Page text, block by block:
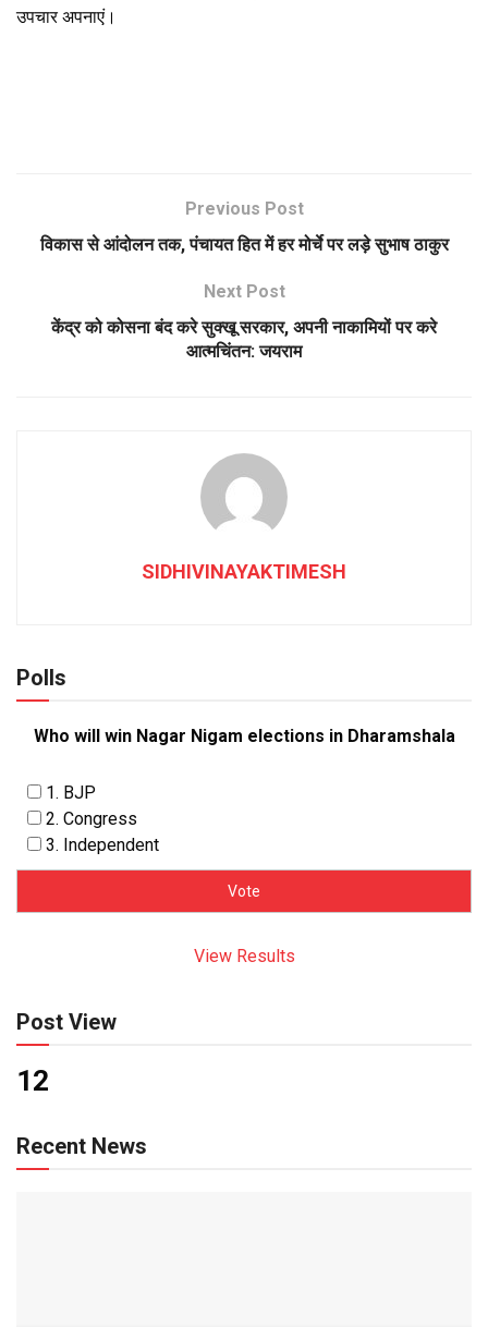
उपचार अपनाएं।
Previous Post
विकास से आंदोलन तक, पंचायत हित में हर मोर्चे पर लड़े सुभाष ठाकुर
Next Post
केंद्र को कोसना बंद करे सुक्खू सरकार, अपनी नाकामियों पर करे
आत्मचिंतन: जयराम
SIDHIVINAYAKTIMESH
Polls
Who will win Nagar Nigam elections in Dharamshala
1. BJP
2. Congress
3. Independent
View Results
Post View
12
Recent News